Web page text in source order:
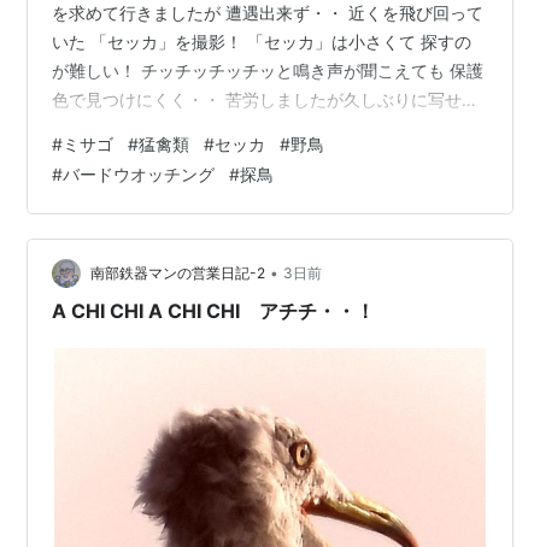
を求めて行きましたが 遭遇出来ず・・ 近くを飛び回って
いた 「セッカ」を撮影！ 「セッカ」は小さくて 探すの
が難しい！ チッチッチッチッと鳴き声が聞こえても 保護
色で見つけにくく・・ 苦労しましたが久しぶりに写せま
見覚えのある「ネコ」発見！ 東海岸を縄張りにしている
「地域ネコ」 変なじじいは相手にされず・・ 2時間半待
機しましたが ミサゴは現れず・・撤収！ リバーサイド西
海岸へ戻り カワウを狙っていると 「ドボン」と飛び込み
音！ 音の方を向くと ミサゴが飛び込んで獲物を獲ってい
ました…
#ミサゴ #猛禽類 #セッカ #野鳥
#バードウオッチング #探鳥
南部鉄器マンの営業日記-2 • 3日前
A CHI CHI A CHI CHI アチチ・・！